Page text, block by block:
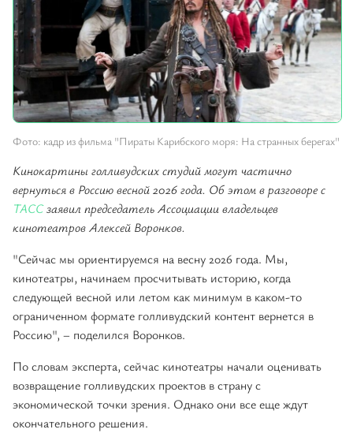
Фото: кадр из фильма "Пираты Карибского моря: На странных берегах"
Кинокартины голливудских студий могут частично
вернуться в Россию весной 2026 года. Об этом в разговоре с
ТАССзаявил председатель Ассоциации владельцев
кинотеатров Алексей Воронков.
"Сейчас мы ориентируемся на весну 2026 года. Мы,
кинотеатры, начинаем просчитывать историю, когда
следующей весной или летом как минимум в каком-то
ограниченном формате голливудский контент вернется в
Россию", – поделился Воронков.
По словам эксперта, сейчас кинотеатры начали оценивать
возвращение голливудских проектов в страну с
экономической точки зрения. Однако они все еще ждут
окончательного решения.